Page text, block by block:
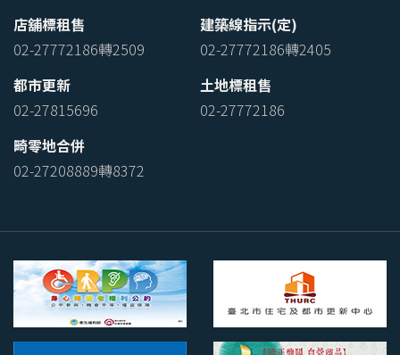
店舖標租售
02-27772186轉2509
建築線指示(定)
02-27772186轉2405
都市更新
02-27815696
土地標租售
02-27772186
畸零地合併
02-27208889轉8372